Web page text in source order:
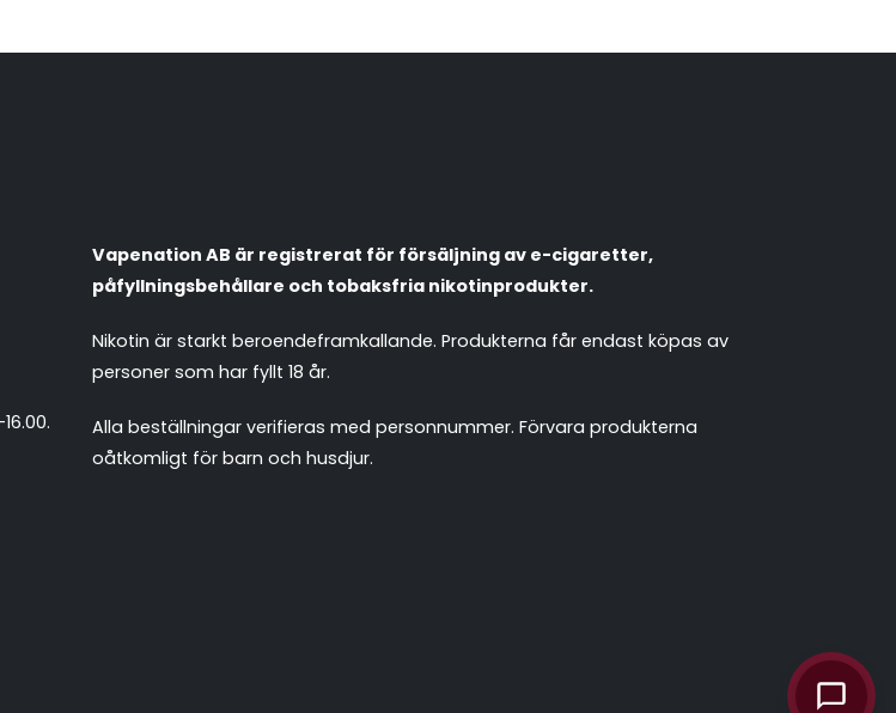
Vapenation AB är registrerat för försäljning av e-cigaretter,
påfyllningsbehållare och tobaksfria nikotinprodukter.
Nikotin är starkt beroendeframkallande. Produkterna får endast köpas av
personer som har fyllt 18 år.
Alla beställningar verifieras med personnummer. Förvara produkterna
oåtkomligt för barn och husdjur.
Vitsnus Leverans & frakt